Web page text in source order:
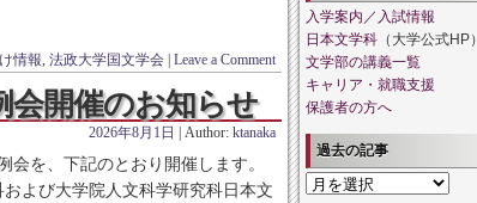
情報, 法政大学国文学会 Leave a Comment
会開催のお知らせ
2026年8月1日 | Author: ktanaka
を、下記のとおり開催します。
よび大学院人文科学研究科日本文
入学案内／入試情報
日本文学科 （大学公式HP）
文学部の講義一覧
キャリア・就職支援
保護者の方へ
過去の記事
過